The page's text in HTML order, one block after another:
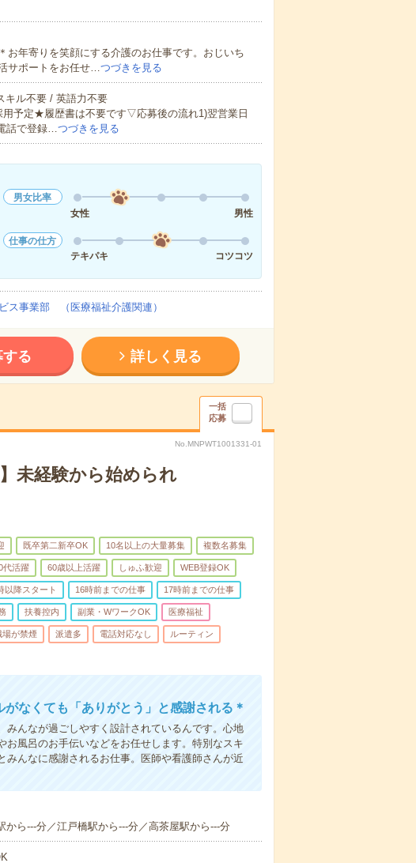
お年寄りを笑顔にする介護のお仕事です。おじいち
サポートをお任せ…つづきを見る
キル不要 / 英語力不要
予定★履歴書は不要です▽応募後の流れ1)翌営業日
話で登録…つづきを見る
男女比率
女性
男性
仕事の仕方
テキパキ
コツコツ
ス事業部 （医療福祉介護関連）
する 詳しく見る
一括
応募
No.MNPWT1001331-01
未経験から始められ
既卒第二新卒OK 10名以上の大量募集 複数名募集
代活躍 60歳以上活躍 しゅふ歓迎 WEB登録OK
以降スタート 16時前までの仕事 17時前までの仕事
扶養控内 副業・WワークOK 医療福祉
場が禁煙 派遣多 電話対応なし ルーティン
なくても「ありがとう」と感謝される＊
んなが過ごしやすく設計されているんです。心地
風呂のお手伝いなどをお任せします。特別なスキ
んなに感謝されるお仕事。医師や看護師さんが近
ら---分／江戸橋駅から---分／高茶屋駅から---分